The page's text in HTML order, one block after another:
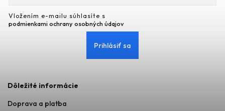
Vložením e-mailu súhlasíte s
podmienkami ochrany osobných údajov
Prihlásiť sa
Dôležité informácie
Doprava a platba